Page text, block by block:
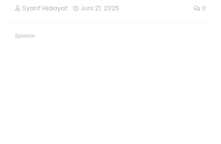
Syarif Hidayat Juni 21, 2025 0
Sponsor